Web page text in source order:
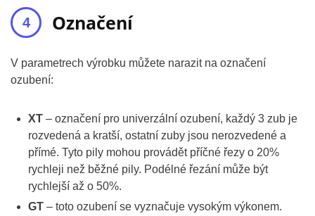
Označení
V parametrech výrobku můžete narazit na označení
ozubení:
XT – označení pro univerzální ozubení, každý 3 zub je
rozvedená a kratší, ostatní zuby jsou nerozvedené a
přímé. Tyto pily mohou provádět příčné řezy o 20%
rychleji než běžné pily. Podélné řezání může být
rychlejší až o 50%.
GT – toto ozubení se vyznačuje vysokým výkonem.